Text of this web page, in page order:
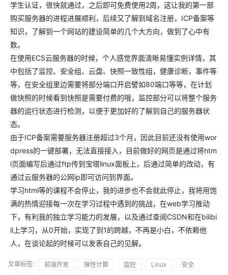
学生认证，很快就通过，之后即可免费使用2周，这让我的第一部
购买服务器的进程进展顺利，后续又了解到域名注册，ICP备案等
知识，了解到一个网站的建设简单的几个大方向，做到了心中有
数。
在使用ECS云服务器的时候，个人感觉界面清晰易懂实例详情，其
中包括了监控、安全组、云盘、快照一致性组，健康诊断，事件等
等，在安全组里边需要将部分端口开启譬如80端口等等，在计划
做快照的时候看到快照是需要付费的哦，监控部分可以将整个服务
器的运行状态进行检测，以便于更加好的了解到自己的服务器状
态。
由于ICP备案需要服务器注册超过3个月，因此目前还没有使用wor
dpress的一键部署，无法直接接入，目前做好的网页是通过将htm
l页面编写后通过ftp传到宝塔linux面板上，后通过简单的改动，有
通过云服务器的公网ip即可访问到界面。
学习html等的课程不会停止，我的进步也不会就此停止，我将用饱
满的热情迎接每一次在学习过程中遇到的挑战，在web学习推动
下，有利我的独立学习能力的发展，以及通过查阅CSDN和在bilibi
li上学习，从0开始，实现了到1的跨越，不再是小白，不依赖他
人，在谈论起的时候可以发表自己的见解。
文章标签： 前端开发 弹性计算 监控 Linux
安全